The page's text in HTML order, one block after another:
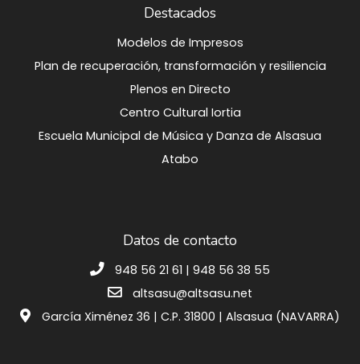
Destacados
Modelos de Impresos
Plan de recuperación, transformación y resiliencia
Plenos en Directo
Centro Cultural Iortia
Escuela Municipal de Música y Danza de Alsasua
Atabo
Datos de contacto
948 56 21 61 | 948 56 38 55
altsasu@altsasu.net
García Ximénez 36 | C.P. 31800 | Alsasua (NAVARRA)